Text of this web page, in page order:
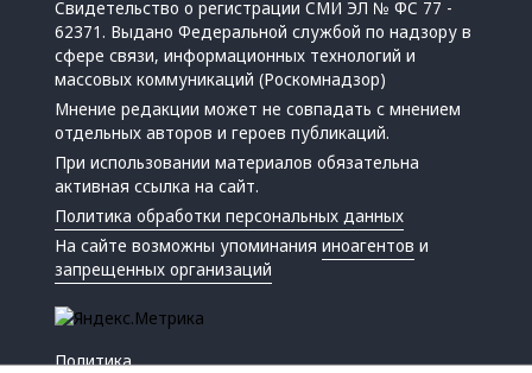
Свидетельство о регистрации СМИ ЭЛ № ФС 77 -
62371. Выдано Федеральной службой по надзору в
сфере связи, информационных технологий и
массовых коммуникаций (Роскомнадзор)
Мнение редакции может не совпадать с мнением
отдельных авторов и героев публикаций.
При использовании материалов обязательна
активная ссылка на сайт.
Политика обработки персональных данных
На сайте возможны упоминанияиноагентов и
запрещенных организаций
Политика